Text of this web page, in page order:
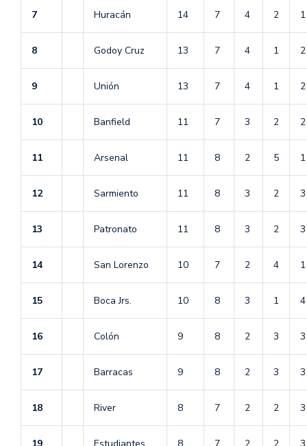
7 Huracán 14 7 4 2 1
8 Godoy Cruz 13 7 4 1 2
9 Unión 13 7 4 1 2
10 Banfield 11 7 3 2 2
11 Arsenal 11 8 2 5 1
12 Sarmiento 11 8 3 2 3
13 Patronato 11 8 3 2 3
14 San Lorenzo 10 7 2 4 1
15 Boca Jrs. 10 8 3 1 4
16 Colón 9 8 2 3 3
17 Barracas 9 8 2 3 3
18 River 8 7 2 2 3